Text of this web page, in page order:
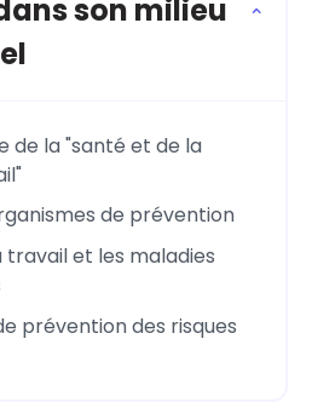
son milieu
de la "santé et de la
de prévention
travail et les maladies
prévention des risques